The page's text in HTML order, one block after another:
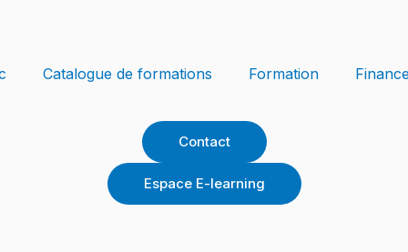
Catalogue de formations Formation
Contact
Espace E-learning